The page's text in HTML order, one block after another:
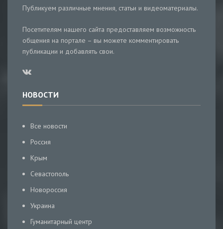
Публикуем различные мнения, статьи и видеоматериалы.
Посетителям нашего сайта предоставляем возможность
общения на портале – вы можете комментировать
публикации и добавлять свои.
НОВОСТИ
Все новости
Россия
Крым
Севастополь
Новороссия
Украина
Гуманитарный центр